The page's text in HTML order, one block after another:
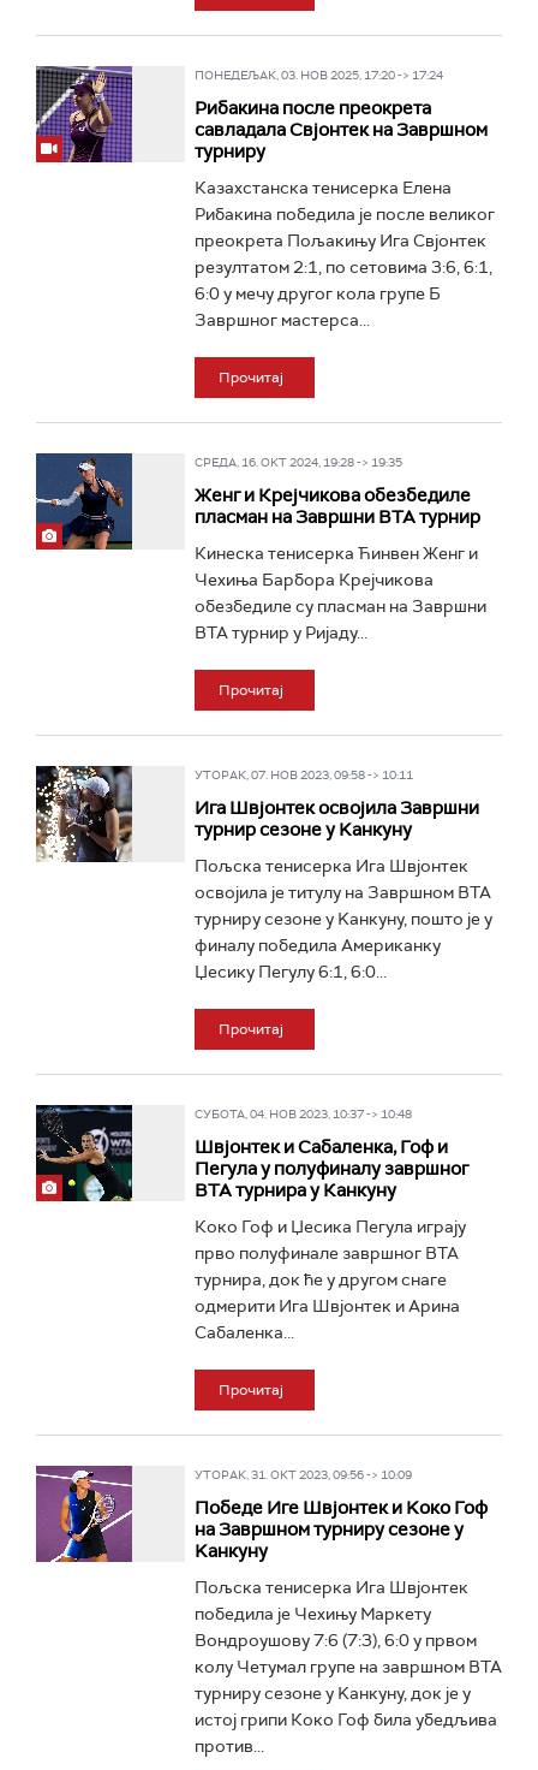
ПОНЕДЕЉАК, 03. НОВ 2025, 17:20 -> 17:24
Рибакина после преокрета
савладала Свјонтек на Завршном
турниру
Казахстанска тенисерка Елена
Рибакина победила је после великог
преокрета Пољакињу Ига Свјонтек
резултатом 2:1, по сетовима 3:6, 6:1,
6:0 у мечу другог кола групе Б
Завршног мастерса...
Прочитај
СРЕДА, 16. ОКТ 2024, 19:28 -> 19:35
Женг и Крејчикова обезбедиле
пласман на Завршни ВТА турнир
Кинеска тенисерка Ћинвен Женг и
Чехиња Барбора Крејчикова
обезбедиле су пласман на Завршни
ВТА турнир у Ријаду...
Прочитај
УТОРАК, 07. НОВ 2023, 09:58 -> 10:11
Ига Швјонтек освојила Завршни
турнир сезоне у Kанкуну
Пољска тенисерка Ига Швјонтек
освојила је титулу на Завршном ВТА
турниру сезоне у Kанкуну, пошто је у
финалу победила Американку
Џесику Пегулу 6:1, 6:0...
Прочитај
СУБОТА, 04. НОВ 2023, 10:37 -> 10:48
Швјонтек и Сабаленкa, Гоф и
Пегула у полуфиналу завршног
ВТА турнира у Канкуну
Коко Гоф и Џесика Пегула играју
прво полуфинале завршног ВТА
турнира, док ће у другом снаге
одмерити Ига Швјонтек и Арина
Сабаленка...
Прочитај
УТОРАК, 31. ОКТ 2023, 09:56 -> 10:09
Победе Иге Швјонтек и Kоко Гоф
на Завршном турниру сезоне у
Kанкуну
Пољска тенисерка Ига Швјонтек
победила је Чехињу Маркету
Вондроушову 7:6 (7:3), 6:0 у првом
колу Четумал групе на завршном ВТА
турниру сезоне у Kанкуну, док је у
истој грипи Коко Гоф била убедљива
против...